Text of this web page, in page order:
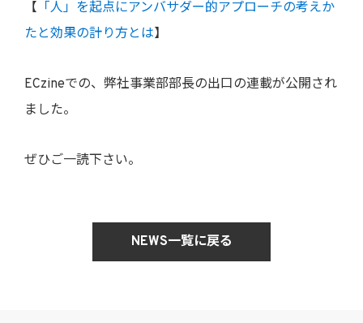
【 「人」を起点にアンバサダー的アプローチの考えか
たと効果の計り方とは】
ECzineでの、弊社事業部部長の出口の連載が公開され
ました。
ぜひご一読下さい。
NEWS一覧に戻る